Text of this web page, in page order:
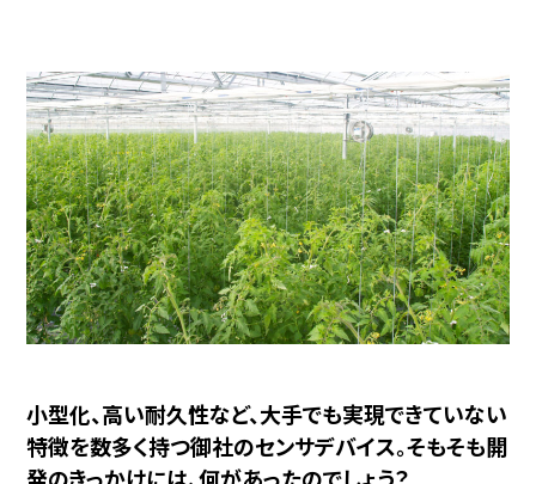
小型化、高い耐久性など、大手でも実現できていない
特徴を数多く持つ御社のセンサデバイス。そもそも開